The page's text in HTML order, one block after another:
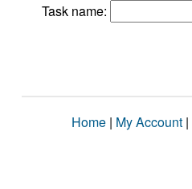
Task name:
Home | My Account |